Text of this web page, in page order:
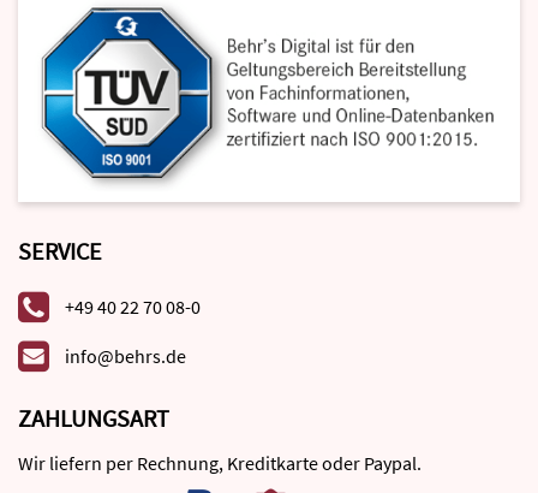
SERVICE
+49 40 22 70 08-0
info@behrs.de
ZAHLUNGSART
Wir liefern per Rechnung, Kreditkarte oder Paypal.